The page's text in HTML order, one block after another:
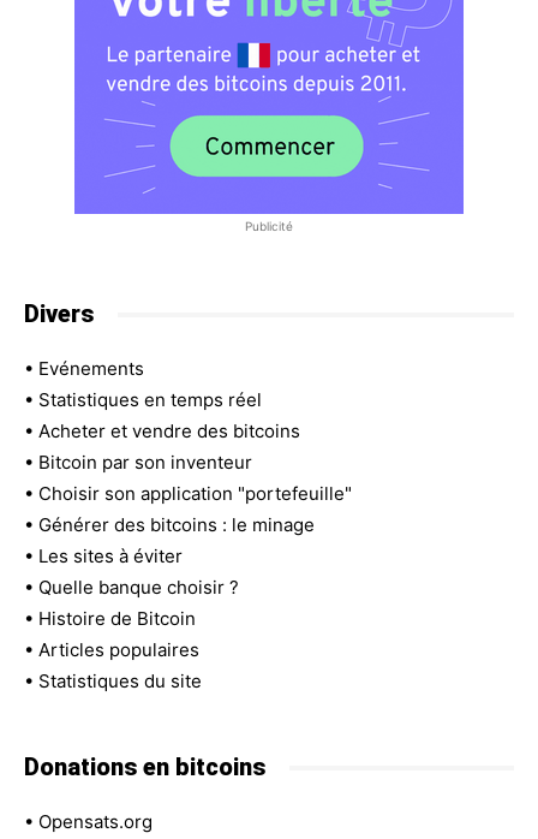
Publicité
Divers
• Evénements
• Statistiques en temps réel
• Acheter et vendre des bitcoins
• Bitcoin par son inventeur
• Choisir son application "portefeuille"
• Générer des bitcoins : le minage
• Les sites à éviter
• Quelle banque choisir ?
• Histoire de Bitcoin
• Articles populaires
• Statistiques du site
Donations en bitcoins
• Opensats.org